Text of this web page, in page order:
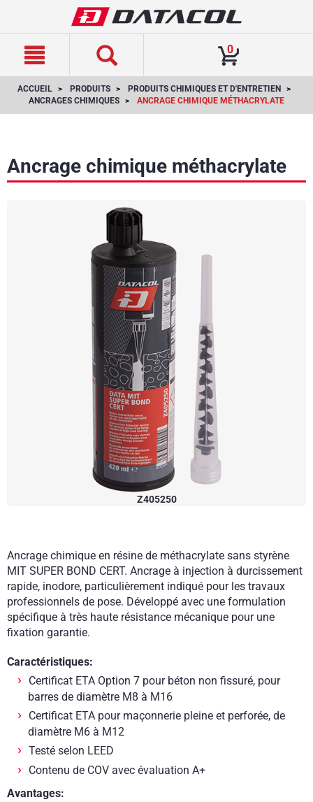
0
ACCUEIL PRODUITS
PRODUITS CHIMIQUES ET D'ENTRETIEN
ANCRAGES CHIMIQUES
ANCRAGE CHIMIQUE MÉTHACRYLATE
Z405250
Ancrage chimique méthacrylate
Ancrage chimique en résine de méthacrylate sans styrène
MIT SUPER BOND CERT. Ancrage à injection à durcissement
rapide, inodore, particulièrement indiqué pour les travaux
professionnels de pose. Développé avec une formulation
spécifique à très haute résistance mécanique pour une
fixation garantie.
Caractéristiques:
Certificat ETA Option 7 pour béton non fissuré, pour
barres de diamètre M8 à M16
Certificat ETA pour maçonnerie pleine et perforée, de
diamètre M6 à M12
Testé selon LEED
Contenu de COV avec évaluation A+
Avantages: